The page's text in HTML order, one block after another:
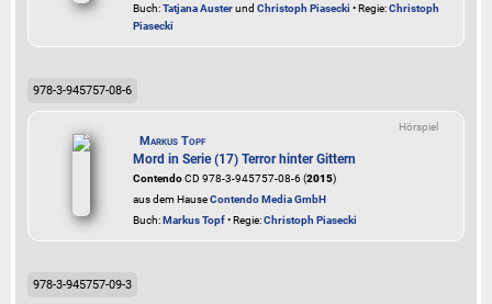
Buch:Tatjana Austerund Christoph Piasecki • Regie:Christoph
Piasecki
978-3-945757-08-6
Hörspiel
Markus Topf
Mord in Serie (17) Terror hinter Gittern
ContendoCD 978-3-945757-08-6 (2015)
aus dem HauseContendo Media GmbH
Buch:Markus Topf• Regie:Christoph Piasecki
978-3-945757-09-3